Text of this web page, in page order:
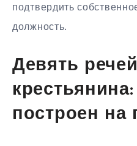
подтвердить
должность.
Девять речей
построен на